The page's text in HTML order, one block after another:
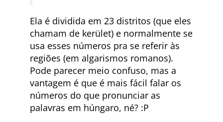
Ela é dividida em 23 distritos (que eles
chamam de kerület) e normalmente se
usa esses números pra se referir às
regiões (em algarismos romanos).
Pode parecer meio confuso, mas a
vantagem é que é mais fácil falar os
números do que pronunciar as
palavras em húngaro, né? :P